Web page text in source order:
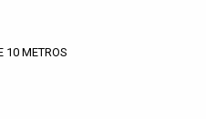
10 METROS